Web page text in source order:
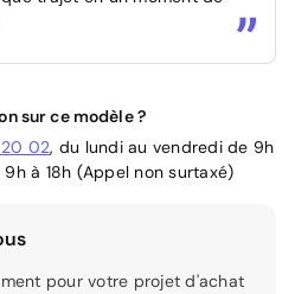
sur ce modèle ?
02, du lundi au vendredi de 9h
à 18h (Appel non surtaxé)
pour votre projet d'achat